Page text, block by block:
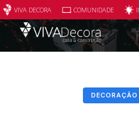
VIVA DECORA COMUNIDADE